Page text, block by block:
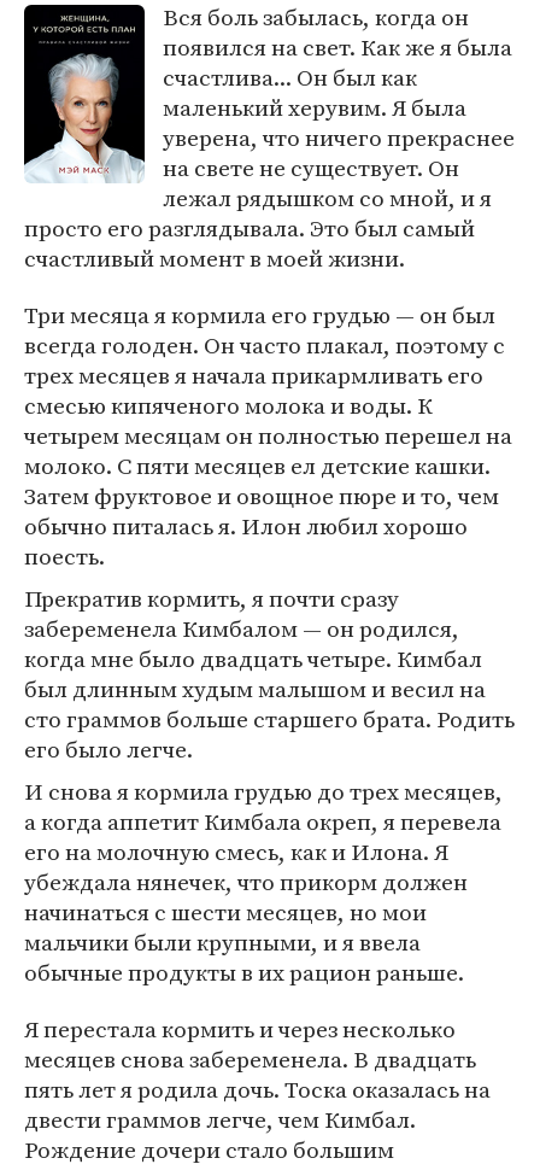
Вся боль забылась, когда он
появился на свет. Как же я была
счастлива... Он был как
маленький херувим. Я была
уверена, что ничего прекраснее
на свете не существует. Он
лежал рядышком со мной, и я
просто его разглядывала. Это был самый
счастливый момент в моей жизни.
Три месяца я кормила его грудью — он был
всегда голоден. Он часто плакал, поэтому с
трех месяцев я начала прикармливать его
смесью кипяченого молока и воды. К
четырем месяцам он полностью перешел на
молоко. С пяти месяцев ел детские кашки.
Затем фруктовое и овощное пюре и то, чем
обычно питалась я. Илон любил хорошо
поесть.
Прекратив кормить, я почти сразу
забеременела Кимбалом — он родился,
когда мне было двадцать четыре. Кимбал
был длинным худым малышом и весил на
сто граммов больше старшего брата. Родить
его было легче.
И снова я кормила грудью до трех месяцев,
а когда аппетит Кимбала окреп, я перевела
его на молочную смесь, как и Илона. Я
убеждала нянечек, что прикорм должен
начинаться с шести месяцев, но мои
мальчики были крупными, и я ввела
обычные продукты в их рацион раньше.
Я перестала кормить и через несколько
месяцев снова забеременела. В двадцать
пять лет я родила дочь. Тоска оказалась на
двести граммов легче, чем Кимбал.
Рождение дочери стало большим